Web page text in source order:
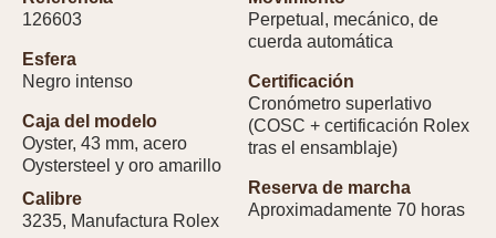
126603
Esfera
Negro intenso
Caja del modelo
Oyster, 43 mm, acero
Oystersteel y oro amarillo
Calibre
3235, Manufactura Rolex
Perpetual, mecánico, de
cuerda automática
Certificación
Cronómetro superlativo
(COSC + certificación Rolex
tras el ensamblaje)
Reserva de marcha
Aproximadamente 70 horas